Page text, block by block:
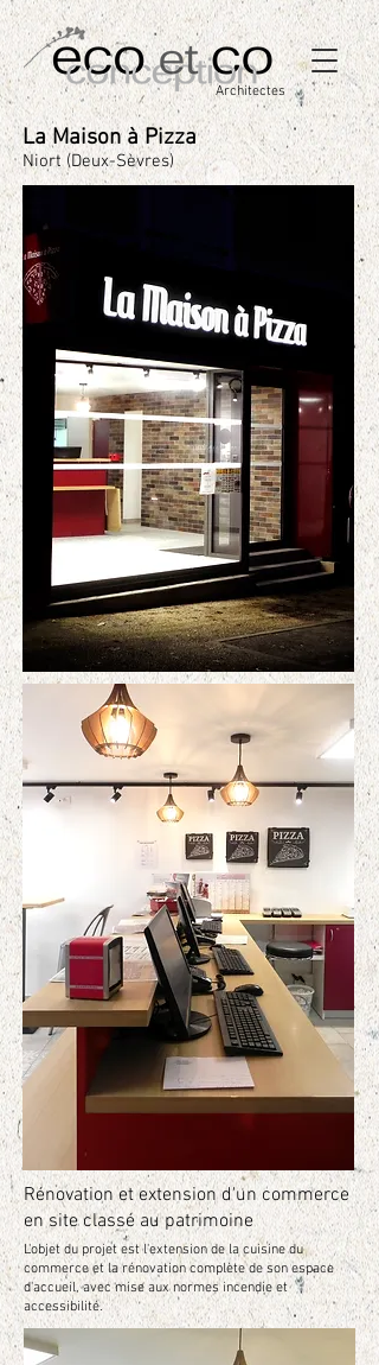
Architectes
La Maison à Pizza
Niort (Deux-Sèvres)
Rénovation et extension d'un commerce
en site classé au patrimoine
L'objet du projet est l'extension de la cuisine du
commerce et la rénovation complète de son espace
d'accueil, avec mise aux normes incendie et
accessibilité.